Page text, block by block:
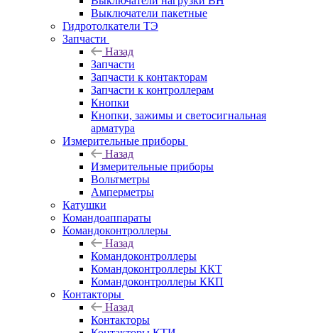
Выключатели пакетные
Гидротолкатели ТЭ
Запчасти
Назад
Запчасти
Запчасти к контакторам
Запчасти к контроллерам
Кнопки
Кнопки, зажимы и светосигнальная
арматура
Измерительные приборы
Назад
Измерительные приборы
Вольтметры
Амперметры
Катушки
Командоаппараты
Командоконтроллеры
Назад
Командоконтроллеры
Командоконтроллеры ККТ
Командоконтроллеры ККП
Контакторы
Назад
Контакторы